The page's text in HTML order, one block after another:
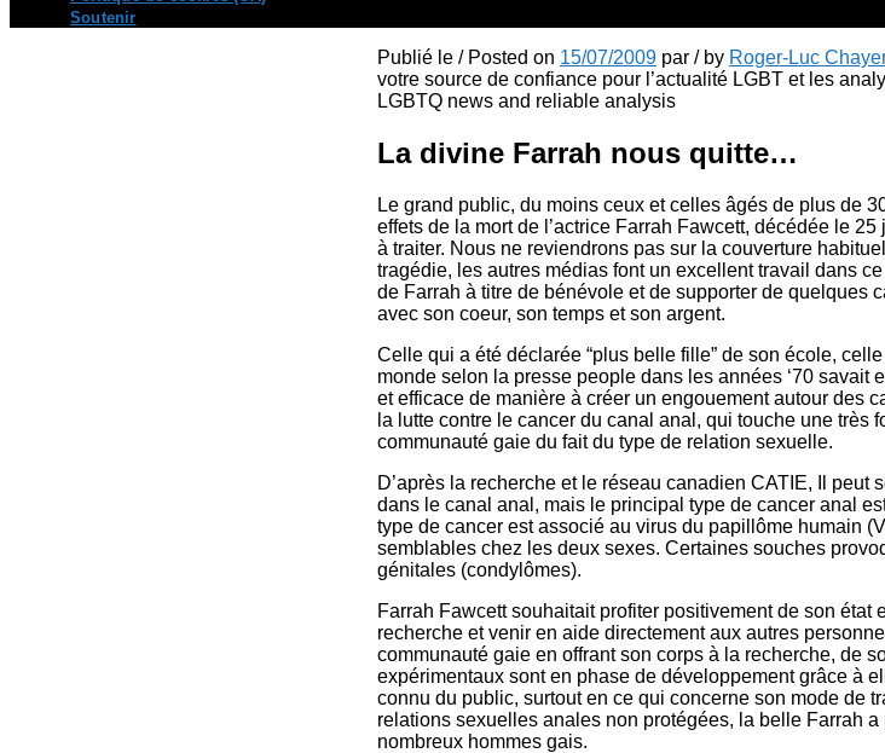
Soutenir
Publié le / Posted on 15/07/2009 par / by Roger-Luc
votre source de confiance pour l’actualité LGBT et les
LGBTQ news and reliable analysis
La divine Farrah nous quitte…
Le grand public, du moins ceux et celles âgés de plus de
effets de la mort de l’actrice Farrah Fawcett, décédée le
à traiter. Nous ne reviendrons pas sur la couverture
tragédie, les autres médias font un excellent travail dans
de Farrah à titre de bénévole et de supporter de quelques
avec son coeur, son temps et son argent.
Celle qui a été déclarée “plus belle fille” de son école,
monde selon la presse people dans les années ‘70 savait
et efficace de manière à créer un engouement autour des
la lutte contre le cancer du canal anal, qui touche une très
communauté gaie du fait du type de relation sexuelle.
D’après la recherche et le réseau canadien CATIE, Il peut
dans le canal anal, mais le principal type de cancer anal
type de cancer est associé au virus du papillôme humain
semblables chez les deux sexes. Certaines souches
génitales (condylômes).
Farrah Fawcett souhaitait profiter positivement de son état
recherche et venir en aide directement aux autres
communauté gaie en offrant son corps à la recherche, de
expérimentaux sont en phase de développement grâce à
connu du public, surtout en ce qui concerne son mode de
relations sexuelles anales non protégées, la belle Farrah
nombreux hommes gais.